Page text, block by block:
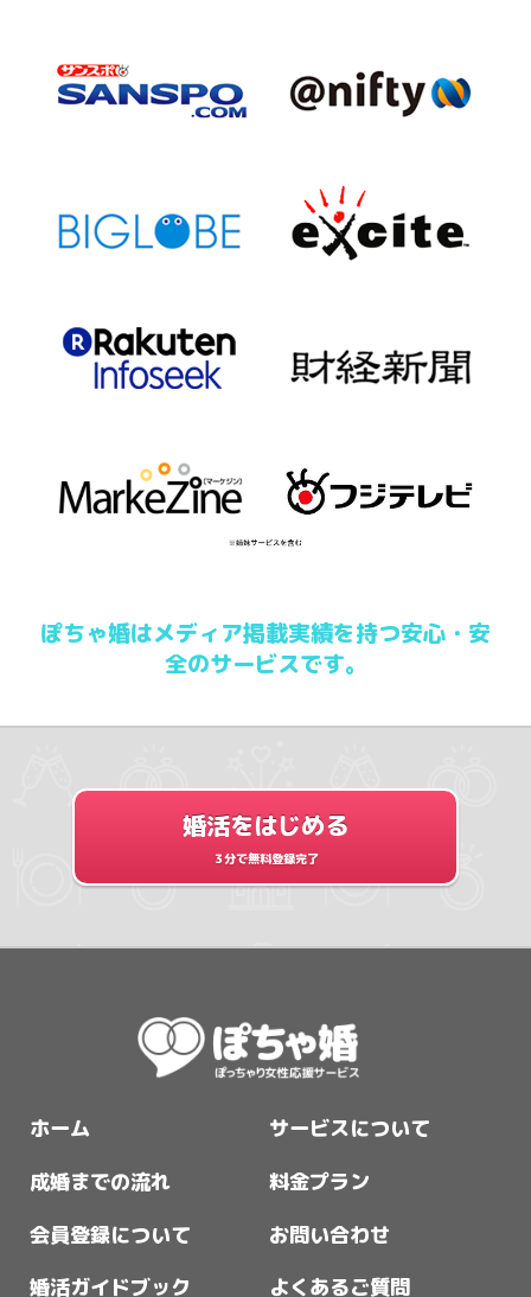
ぽちゃ婚はメディア掲載実績を持つ安心・安
全のサービスです。
婚活をはじめる
３分で無料登録完了
ホーム
サービスについて
成婚までの流れ
料金プラン
会員登録について
お問い合わせ
婚活ガイドブック
よくあるご質問